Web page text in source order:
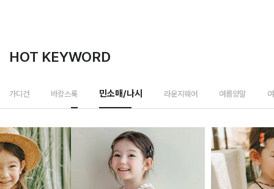
HOT KEYWORD
가디건 바캉스룩 민소매/나시 라운지웨어 여름양말